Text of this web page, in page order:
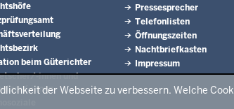
der Webseite zu verbessern. Welche
beim Güterichter
innen und
innen
Pressesprecher
Telefonlisten
Öffnungszeiten
Nachtbriefkasten
Impressum